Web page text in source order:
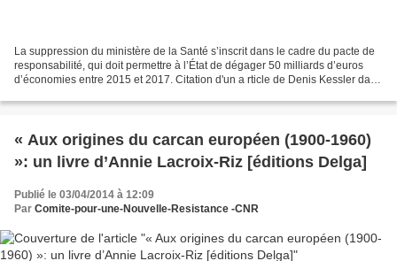
La suppression du ministère de la Santé s’inscrit dans le cadre du pacte de
responsabilité, qui doit permettre à l’État de dégager 50 milliards d’euros
d’économies entre 2015 et 2017. Citation d'un a rticle de Denis Kessler dans
« Aux origines du carcan européen (1900-1960)
»: un livre d’Annie Lacroix-Riz [éditions Delga]
Publié le 03/04/2014 à 12:09
Par Comite-pour-une-Nouvelle-Resistance -CNR